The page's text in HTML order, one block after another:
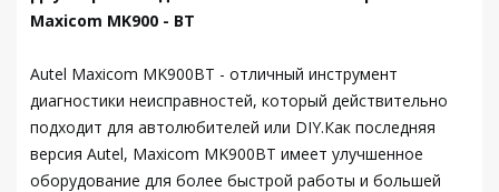
Maxicom MK900 - BT
Autel Maxicom MK900BT - отличный инструмент
диагностики неисправностей, который действительно
подходит для автолюбителей или DIY.Как последняя
версия Autel, Maxicom MK900BT имеет улучшенное
оборудование для более быстрой работы и большей